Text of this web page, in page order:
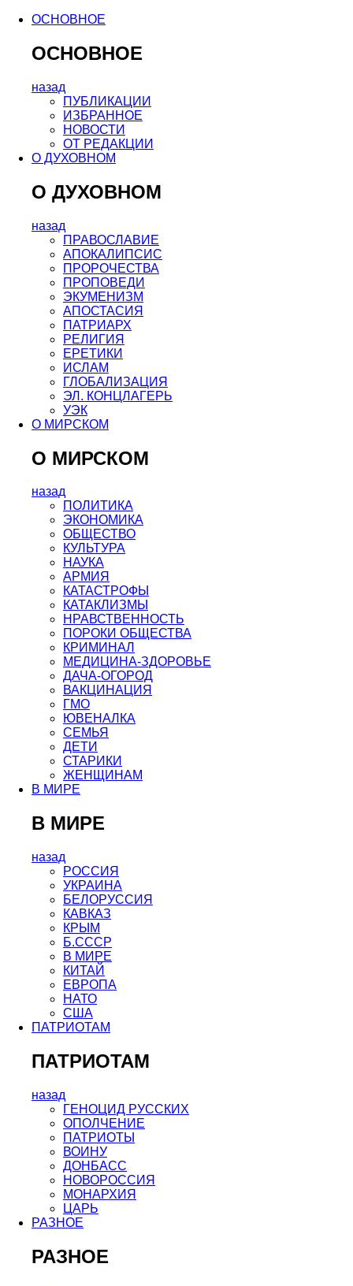
ОСНОВНОЕ
ОСНОВНОЕ
назад
ПУБЛИКАЦИИ
ИЗБРАННОЕ
НОВОСТИ
ОТ РЕДАКЦИИ
О ДУХОВНОМ
О ДУХОВНОМ
назад
ПРАВОСЛАВИЕ
АПОКАЛИПСИС
ПРОРОЧЕСТВА
ПРОПОВЕДИ
ЭКУМЕНИЗМ
АПОСТАСИЯ
ПАТРИАРХ
РЕЛИГИЯ
ЕРЕТИКИ
ИСЛАМ
ГЛОБАЛИЗАЦИЯ
ЭЛ. КОНЦЛАГЕРЬ
УЭК
О МИРСКОМ
О МИРСКОМ
назад
ПОЛИТИКА
ЭКОНОМИКА
ОБЩЕСТВО
КУЛЬТУРА
НАУКА
АРМИЯ
КАТАСТРОФЫ
КАТАКЛИЗМЫ
НРАВСТВЕННОСТЬ
ПОРОКИ ОБЩЕСТВА
КРИМИНАЛ
МЕДИЦИНА-ЗДОРОВЬЕ
ДАЧА-ОГОРОД
ВАКЦИНАЦИЯ
ГМО
ЮВЕНАЛКА
СЕМЬЯ
ДЕТИ
СТАРИКИ
ЖЕНЩИНАМ
В МИРЕ
В МИРЕ
назад
РОСCИЯ
УКРАИНА
БЕЛОРУССИЯ
КАВКАЗ
КРЫМ
Б.СССР
В МИРЕ
КИТАЙ
ЕВРОПА
НАТО
США
ПАТРИОТАМ
ПАТРИОТАМ
назад
ГЕНОЦИД РУССКИХ
ОПОЛЧЕНИЕ
ПАТРИОТЫ
ВОИНУ
ДОНБАСС
НОВОРОССИЯ
МОНАРХИЯ
ЦАРЬ
РАЗНОЕ
РАЗНОЕ